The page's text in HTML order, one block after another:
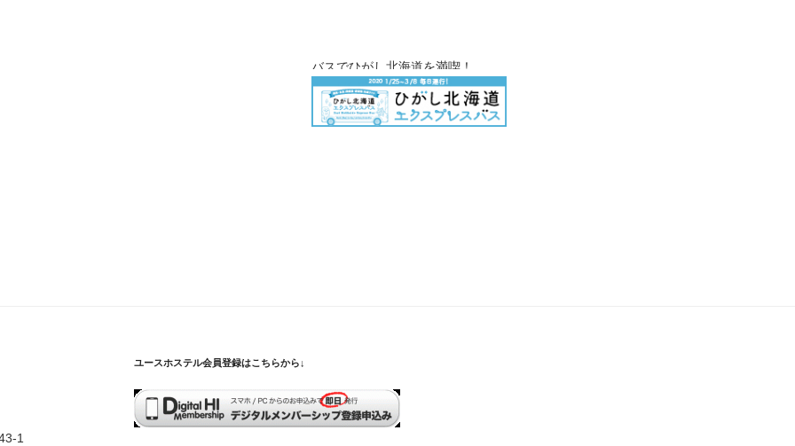
バスでひがし北海道を満喫！
1
ユースホステル会員登録はこちらから↓